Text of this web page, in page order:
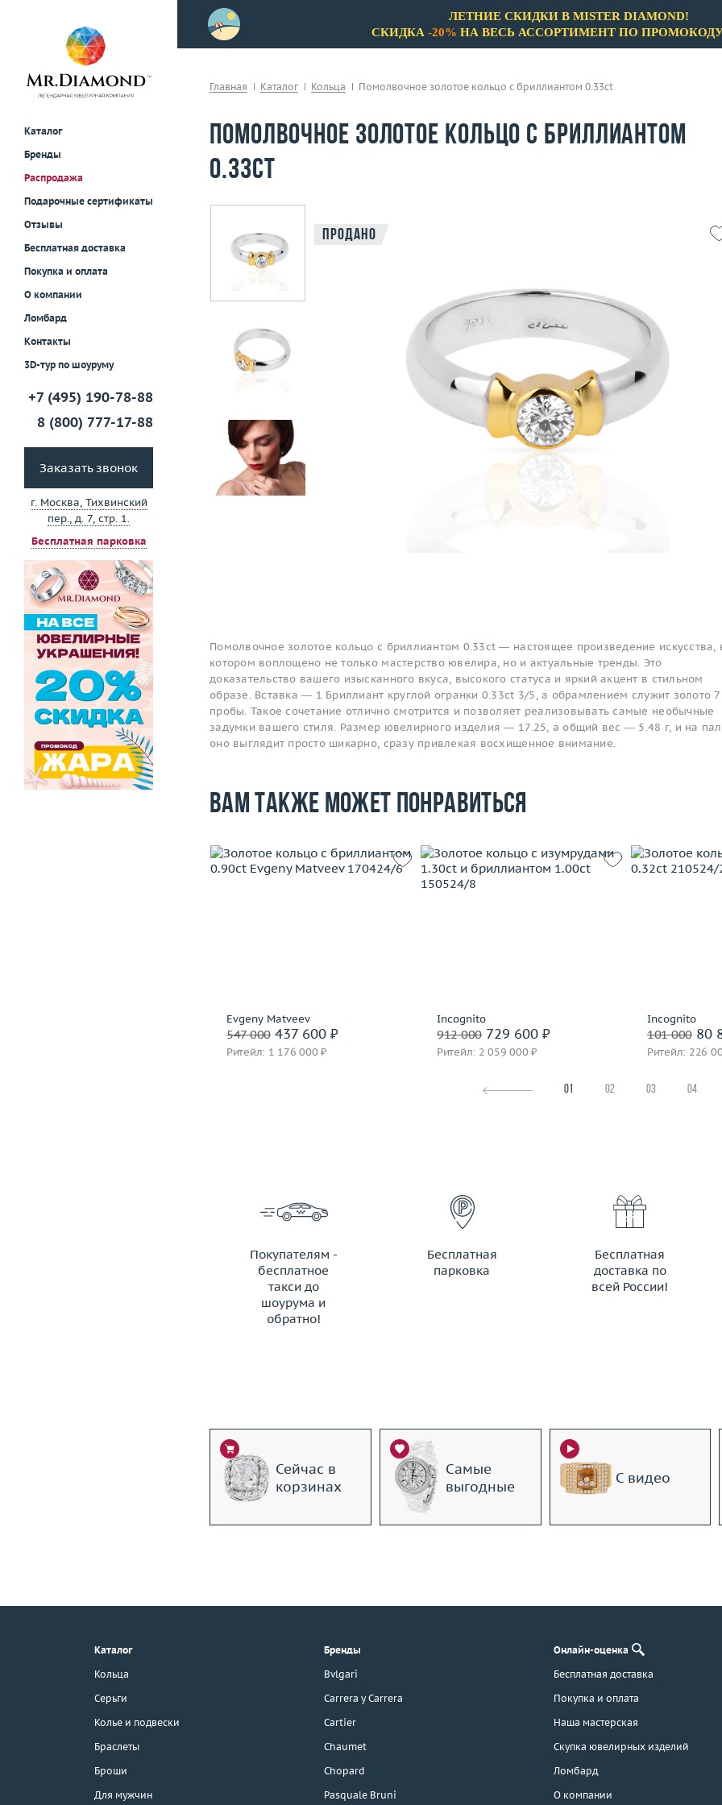
Каталог
Бренды
Распродажа
Подарочные сертификаты
Отзывы
Бесплатная доставка
Покупка и оплата
О компании
Ломбард
Контакты
3D-тур по шоуруму
+7 (495) 190-78-88
8 (800) 777-17-88
Заказать звонок
г. Москва, Тихвинский
пер., д. 7, стр. 1.
Бесплатная парковка
г. Москва, Тихвинский пер., д. 7,
3D-тур по шоуруму
примерки!
ЛЕТНИЕ СКИДКИ В MISTER DIAMOND!
СКИДКА -20% НА ВЕСЬ АССОРТИМЕНТ ПО
Главная Каталог Кольца Помолвочное золотое кольцо с бриллиантом 0.33ct
Помолвочное золотое кольцо с бриллиантом
0.33ct
Продано
Помолвочное золотое кольцо с бриллиантом 0.33ct — настоящее произведение искусства,
котором воплощено не только мастерство ювелира, но и актуальные тренды. Это
доказательство вашего изысканного вкуса, высокого статуса и яркий акцент в стильном
образе. Вставка — 1 Бриллиант круглой огранки 0.33ct 3/5, а обрамлением служит золото
пробы. Такое сочетание отлично смотрится и позволяет реализовывать самые необычные
задумки вашего стиля. Размер ювелирного изделия — 17.25, а общий вес — 5.48 г, и на
оно выглядит просто шикарно, сразу привлекая восхищенное внимание.
Вам также может понравиться
Evgeny Matveev
547 000437 600 ₽
Ритейл: 1 176 000 ₽
Incognito
912 000729 600 ₽
Ритейл: 2 059 000 ₽
Incognito
101 00080
Ритейл: 226
01 02 03 04
Покупателям -
бесплатное
такси до
шоурума и
обратно!
ЗАКАЗАТЬ ТАКСИ
Бесплатная
парковка
Бесплатная
доставка по
всей России!
Сейчас в
корзинах
Самые
выгодные
С видео
Каталог
Кольца
Серьги
Колье и подвески
Браслеты
Броши
Для мужчин
Бренды
Bvlgari
Carrera y Carrera
Cartier
Chaumet
Chopard
Pasquale Bruni
Онлайн-оценка
Бесплатная доставка
Покупка и оплата
Наша мастерская
Скупка ювелирных изделий
Ломбард
О компании